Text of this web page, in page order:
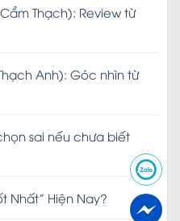
Thạch): Review từ
Anh): Góc nhìn từ
sai nếu chưa biết
Nhất” Hiện Nay?